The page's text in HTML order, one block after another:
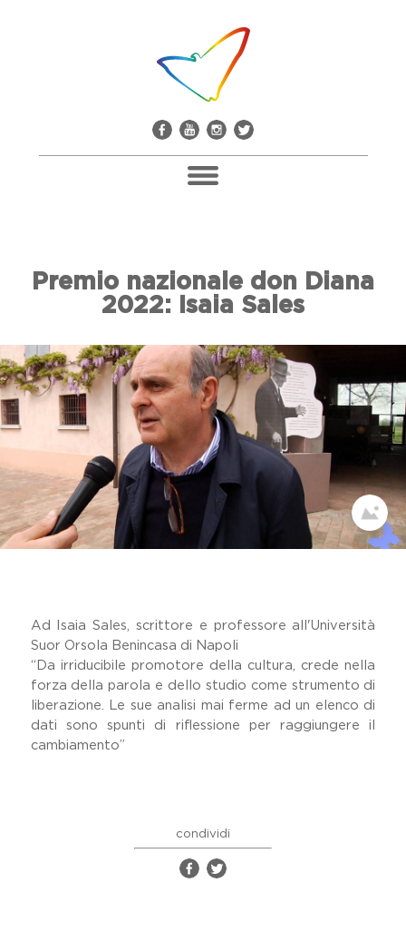
Pacco Alla Camorra
Don Giuseppe Diana
Soci E Adesioni
Casa Don Diana
Mediateca E Biblioteca
Dicono Di Noi
Il Viaggio Sulle Terre Di Don
Peppe Diana
Festival Dell'impegno Civile
Memoria Delle Vittime
Comunicati Stampa
19 Marzo
Lavora Con Noi
Gallery
Home
Premio nazionale don Diana
2022: Isaia Sales
Ad Isaia Sales, scrittore e professore all'Università
Suor Orsola Benincasa di Napoli
“Da irriducibile promotore della cultura, crede nella
forza della parola e dello studio come strumento di
liberazione. Le sue analisi mai ferme ad un elenco di
dati sono spunti di riflessione per raggiungere il
cambiamento”
condividi